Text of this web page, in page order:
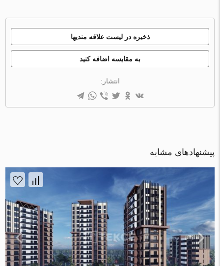
ذخیره در لیست علاقه مندیها
به مقایسه اضافه کنید
انتشار:
پیشنهادهای مشابه